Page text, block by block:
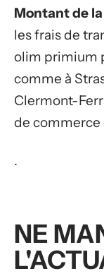
Montant de
les frais de
olim primium
comme à
Clermont-
de
.
NE